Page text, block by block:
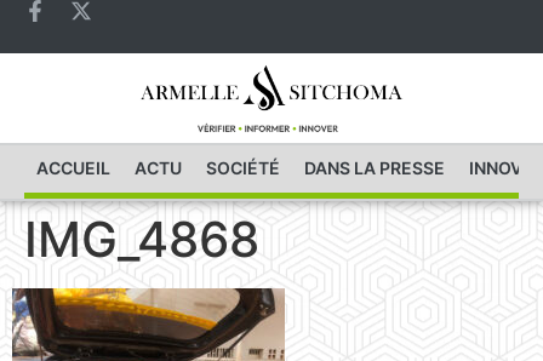
ACCUEIL ACTU SOCIÉTÉ DANS LA PRESSE
IMG_4868